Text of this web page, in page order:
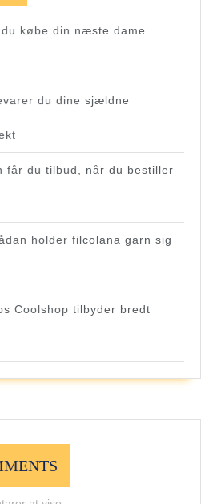
købe din næste dame
du dine sjældne
får du tilbud, når du bestiller
holder filcolana garn sig
Coolshop tilbyder bredt